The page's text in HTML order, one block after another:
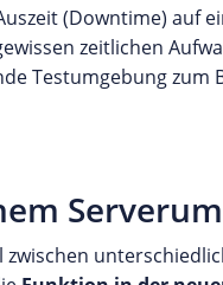
(Downtime) auf
zeitlichen
Testumgebung zum